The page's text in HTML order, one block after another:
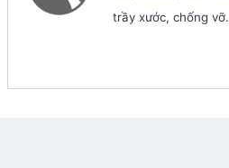
trầy xước, chống vỡ.